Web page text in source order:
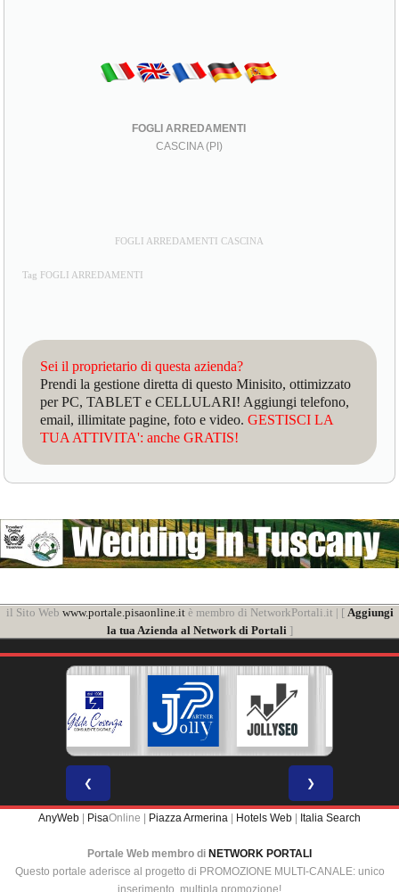
FOGLI ARREDAMENTI
CASCINA (PI)
FOGLI ARREDAMENTI CASCINA
Tag FOGLI ARREDAMENTI
Sei il proprietario di questa azienda?
Prendi la gestione diretta di questo Minisito, ottimizzato
per PC, TABLET e CELLULARI! Aggiungi telefono,
email, illimitate pagine, foto e video.GESTISCI LA
TUA ATTIVITA': anche GRATIS!
il Sito Web www.portale.pisaonline.itè membro di NetworkPortali.it | [ Aggiungi
la tua Azienda al Network di Portali]
❮ ❯
AnyWeb PisaOnline | Piazza Armerina Hotels Web Italia Search
Portale Web membro di NETWORK PORTALI
Questo portale aderisce al progetto di PROMOZIONE MULTI-CANALE: unico
inserimento, multipla promozione!